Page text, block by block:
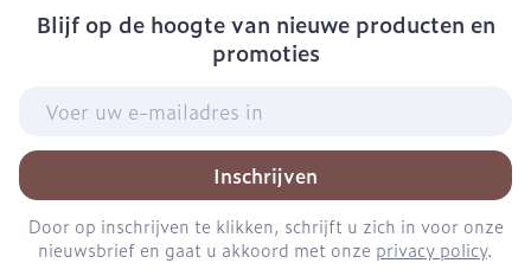
Blijf op de hoogte van nieuwe producten en
promoties
Inschrijven
Door op inschrijven te klikken, schrijft u zich in voor onze
nieuwsbrief en gaat u akkoord met onze privacy policy.